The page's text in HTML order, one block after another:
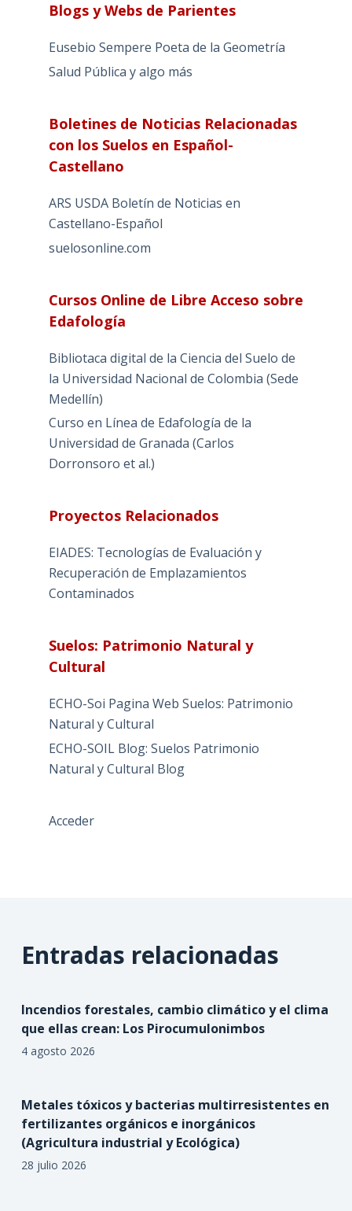
Blogs y Webs de Parientes
Eusebio Sempere Poeta de la Geometría
Salud Pública y algo más
Boletines de Noticias Relacionadas
con los Suelos en Español-
Castellano
ARS USDA Boletín de Noticias en
Castellano-Español
suelosonline.com
Cursos Online de Libre Acceso sobre
Edafología
Bibliotaca digital de la Ciencia del Suelo de
la Universidad Nacional de Colombia (Sede
Medellín)
Curso en Línea de Edafología de la
Universidad de Granada (Carlos
Dorronsoro et al.)
Proyectos Relacionados
EIADES: Tecnologías de Evaluación y
Recuperación de Emplazamientos
Contaminados
Suelos: Patrimonio Natural y
Cultural
ECHO-Soi Pagina Web Suelos: Patrimonio
Natural y Cultural
ECHO-SOIL Blog: Suelos Patrimonio
Natural y Cultural Blog
Acceder
Entradas relacionadas
Incendios forestales, cambio climático y el clima
que ellas crean: Los Pirocumulonimbos
4 agosto 2026
Metales tóxicos y bacterias multirresistentes en
fertilizantes orgánicos e inorgánicos
(Agricultura industrial y Ecológica)
28 julio 2026